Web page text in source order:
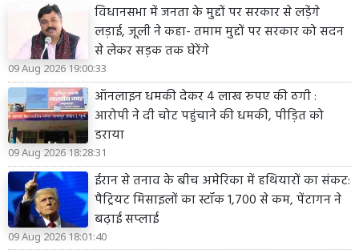
विधानसभा में जनता के मुद्दों पर सरकार से लड़ेंगे
लड़ाई, जूली ने कहा- तमाम मुद्दों पर सरकार को सदन
से लेकर सड़क तक घेरेंगे
09 Aug 2026 19:00:33
ऑनलाइन धमकी देकर 4 लाख रुपए की ठगी :
आरोपी ने दी चोट पहुंचाने की धमकी, पीड़ित को
डराया
09 Aug 2026 18:28:31
ईरान से तनाव के बीच अमेरिका में हथियारों का संकट:
पैट्रियट मिसाइलों का स्टॉक 1,700 से कम, पेंटागन ने
बढ़ाई सप्लाई
09 Aug 2026 18:01:40